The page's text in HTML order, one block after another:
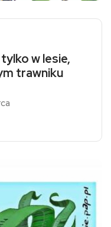
w lesie,
trawniku